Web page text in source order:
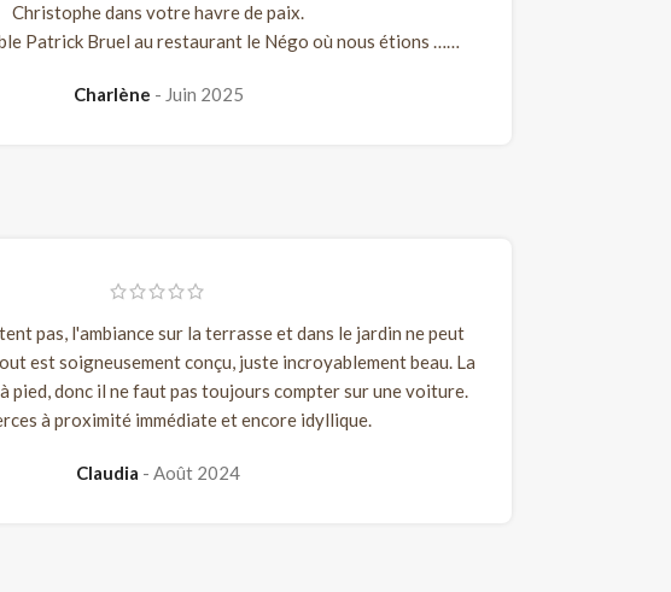
Christophe dans votre havre de paix.
Patrick Bruel au restaurant le Négo où nous étions ……
Charlène Juin 2025
pas, l'ambiance sur la terrasse et dans le jardin ne peut
est soigneusement conçu, juste incroyablement beau. La
pied, donc il ne faut pas toujours compter sur une voiture.
à proximité immédiate et encore idyllique.
Claudia Août 2024